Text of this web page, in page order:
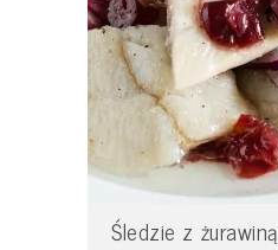
Śledzie z żurawiną